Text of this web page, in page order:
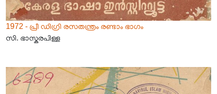
1972 - പ്രീ ഡിഗ്രി രസതന്ത്രം രണ്ടാം ഭാഗം
സി. ഭാസ്കരപിള്ള